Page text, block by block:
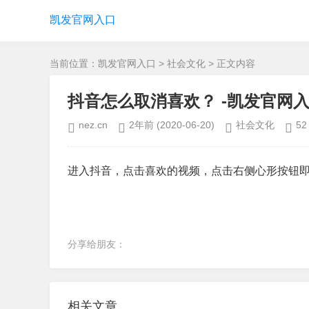
凯发官网入口
当前位置： 凯发官网入口 > 社会文化 > 正文内容
抖音怎么取消喜欢？ -凯发官网
nez.cn 2年前 (2020-06-20) 社会文化 52
进入抖音，点击喜欢的视频，点击右侧心形按钮
分享给朋友：
相关文章